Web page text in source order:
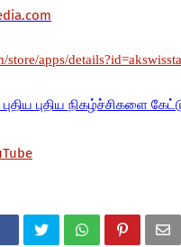
store/apps/
புதிய நிகழ்ச்சிகளை